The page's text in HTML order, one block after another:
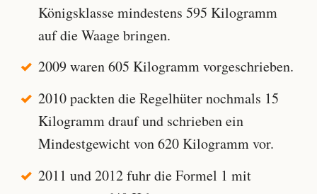
Königsklasse mindestens 595 Kilogramm
auf die Waage bringen.
2009 waren 605 Kilogramm vorgeschrieben.
2010 packten die Regelhüter nochmals 15
Kilogramm drauf und schrieben ein
Mindestgewicht von 620 Kilogramm vor.
2011 und 2012 fuhr die Formel 1 mit